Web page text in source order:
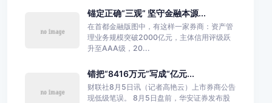
锚定正确“三观” 坚守金融本源...
在首都金融版图中，有这样一家券商：资产管
理业务规模突破2000亿元，主体信用评级跃
升至AAA级，20...
错把“8416万元”写成“亿元...
财联社8月5日讯（记者高艳云）上市券商公告
现低级笔误。 8月5日盘前，华安证券发布股